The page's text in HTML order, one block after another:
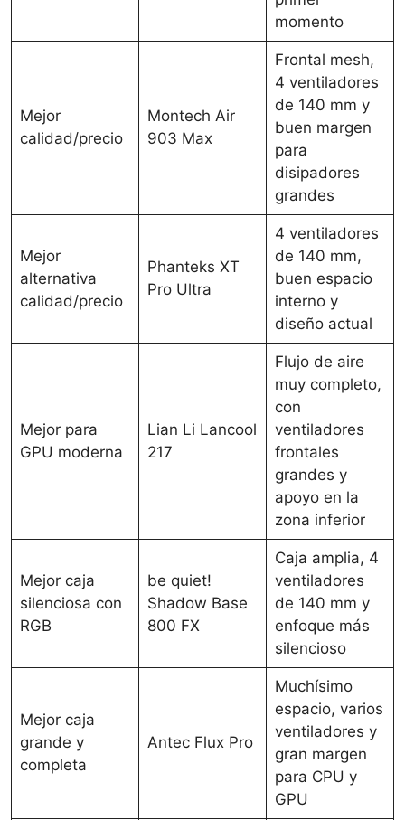
momento
Mejor
calidad/precio
Montech Air
903 Max
Frontal mesh,
4 ventiladores
de 140 mm y
buen margen
para
disipadores
grandes
Mejor
alternativa
calidad/precio
Phanteks XT
Pro Ultra
4 ventiladores
de 140 mm,
buen espacio
interno y
diseño actual
Mejor para
GPU moderna
Lian Li Lancool
217
Flujo de aire
muy completo,
con
ventiladores
frontales
grandes y
apoyo en la
zona inferior
Mejor caja
silenciosa con
RGB
be quiet!
Shadow Base
800 FX
Caja amplia, 4
ventiladores
de 140 mm y
enfoque más
silencioso
Mejor caja
grande y
completa
Antec Flux Pro
Muchísimo
espacio, varios
ventiladores y
gran margen
para CPU y
GPU